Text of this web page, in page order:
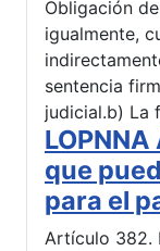
Obligación
igualmente,
sentencia
judicial.b) La
que
para el
Artículo 382.